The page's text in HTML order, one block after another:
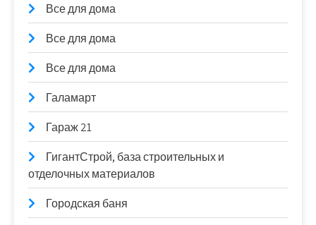
Все для дома
Все для дома
Все для дома
Галамарт
Гараж 21
ГигантСтрой, база строительных и
отделочных материалов
Городская баня